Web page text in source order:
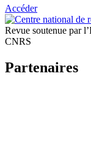
Accéder
Revue soutenue par
CNRS
Partenaires